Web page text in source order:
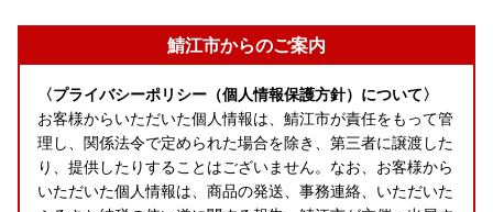
鯖江市からのご案内
〈プライバシーポリシー（個人情報保護方針）について〉
お客様からいただいた個人情報は、鯖江市が責任をもって管
理し、関係法令で定められた場合を除き、第三者に譲渡した
り、提供したりすることはございません。なお、お客様から
いただいた個人情報は、商品の発送、事務連絡、いただいた